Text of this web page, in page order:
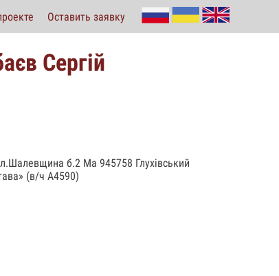
Оставить заявку
Сергій
б.2 Ма 945758 Глухівський
(в/ч А4590)